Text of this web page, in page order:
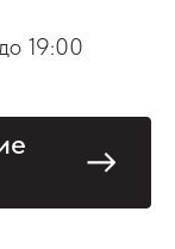
19:00